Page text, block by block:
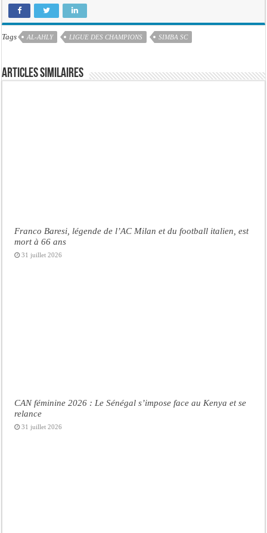
Tags AL-AHLY LIGUE DES CHAMPIONS SIMBA SC
Articles similaires
Franco Baresi, légende de l’AC Milan et du football italien, est
mort à 66 ans
31 juillet 2026
CAN féminine 2026 : Le Sénégal s’impose face au Kenya et se
relance
31 juillet 2026